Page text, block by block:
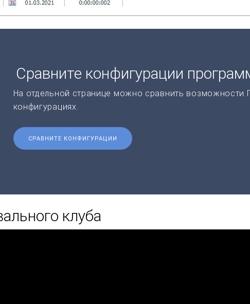
Сравните конфигурации
На отдельной странице можно сравнить возможности
конфигурациях.
СРАВНИТЕ КОНФИГУРАЦИИ
клуба